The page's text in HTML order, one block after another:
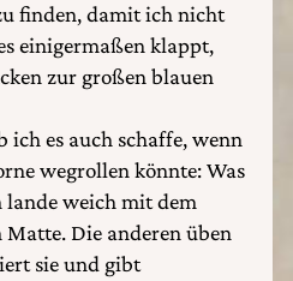
finden, damit ich nicht
einigermaßen klappt,
zur großen blauen
ich es auch schaffe, wenn
wegrollen könnte: Was
lande weich mit dem
Die anderen üben
sie und gibt